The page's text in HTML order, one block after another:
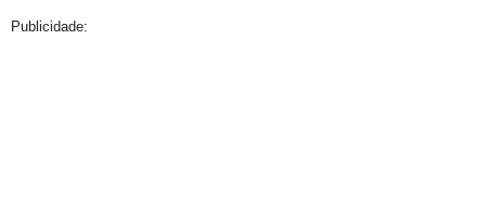
Publicidade: